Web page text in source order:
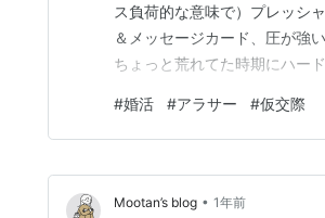
ス負荷的な意味で）プレッシ
＆メッセージカード、圧が強
ちょっと荒れてた時期にハー
ょ」オーラを出されてたので
を見て終了する 便利な、しか
#婚活 #アラサー #仮交際
Mootan’s blog • 1年前